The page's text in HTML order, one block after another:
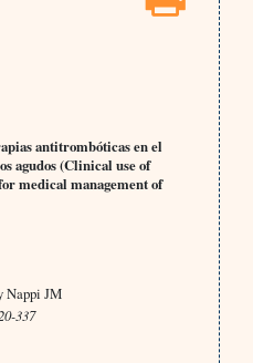
antitrombóticas en el
agudos (Clinical use of
medical management of
Nappi JM
337